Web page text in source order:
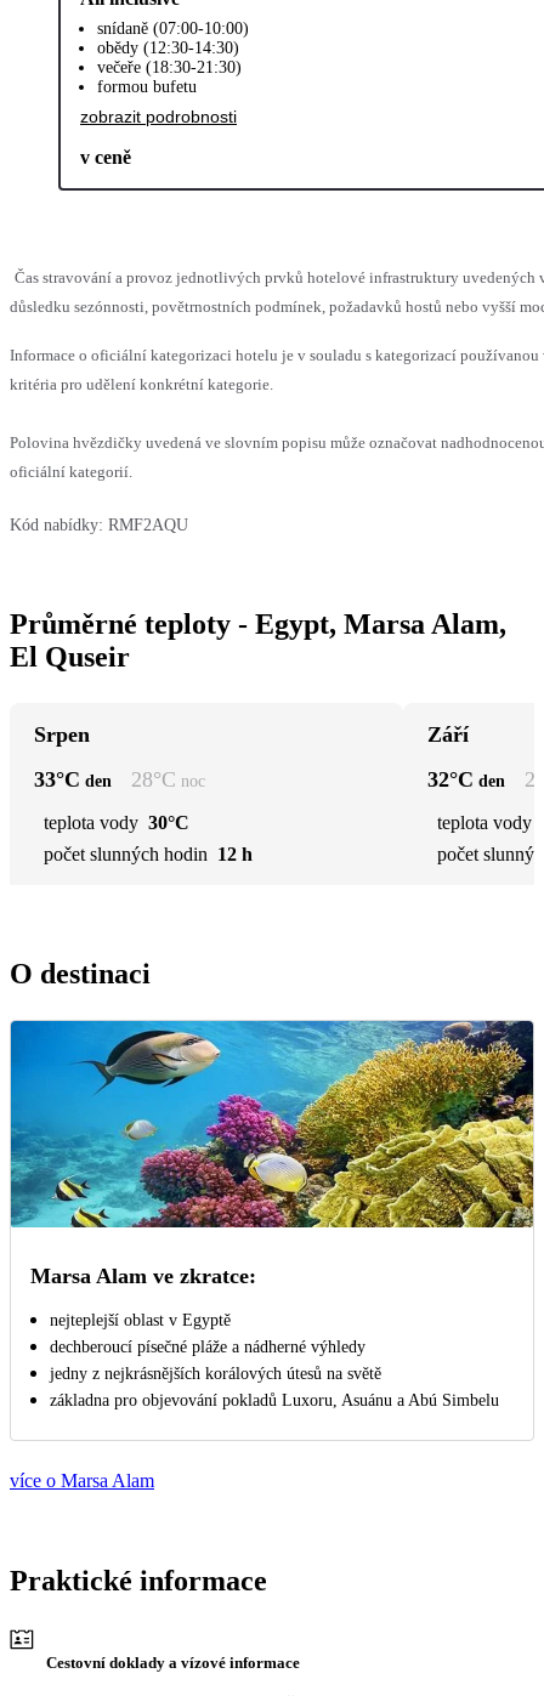
snídaně (07:00-10:00)
obědy (12:30-14:30)
večeře (18:30-21:30)
formou bufetu
zobrazit podrobnosti
v ceně
Čas stravování a provoz jednotlivých prvků hotelové infrastruktury uvedených
důsledku sezónnosti, povětrnostních podmínek, požadavků hostů nebo vyšší
Informace o oficiální kategorizaci hotelu je v souladu s kategorizací
kritéria pro udělení konkrétní kategorie.
Polovina hvězdičky uvedená ve slovním popisu může označovat
oficiální kategorií.
Kód nabídky: RMF2AQU
Průměrné teploty - Egypt, Marsa Alam,
El Quseir
Srpen
33°C den 28°C noc
teplota vody 30°C
počet slunných hodin 12 h
Září
32°C den
teplota vody
počet
O destinaci
Marsa Alam ve zkratce:
nejteplejší oblast v Egyptě
dechberoucí písečné pláže a nádherné výhledy
jedny z nejkrásnějších korálových útesů na světě
základna pro objevování pokladů Luxoru, Asuánu a Abú Simbelu
více o Marsa Alam
Praktické informace
Cestovní doklady a vízové informace